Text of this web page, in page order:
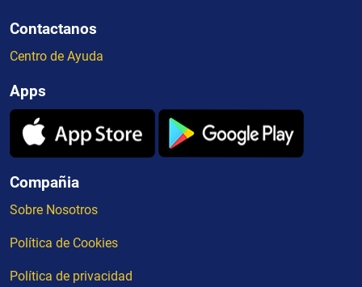
Contactanos
Centro de Ayuda
Apps
Compañia
Sobre Nosotros
Política de Cookies
Política de privacidad